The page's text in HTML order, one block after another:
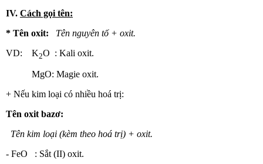
IV. Cách gọi tên:
* Tên oxit:
Tên nguyên tố + oxit.
VD: K2O : Kali oxit.
MgO: Magie oxit.
+ Nếu kim loại có nhiều hoá trị:
Tên oxit bazơ:
Tên kim loại (kèm theo hoá trị) + oxit.
- FeO : Sắt (II) oxit.